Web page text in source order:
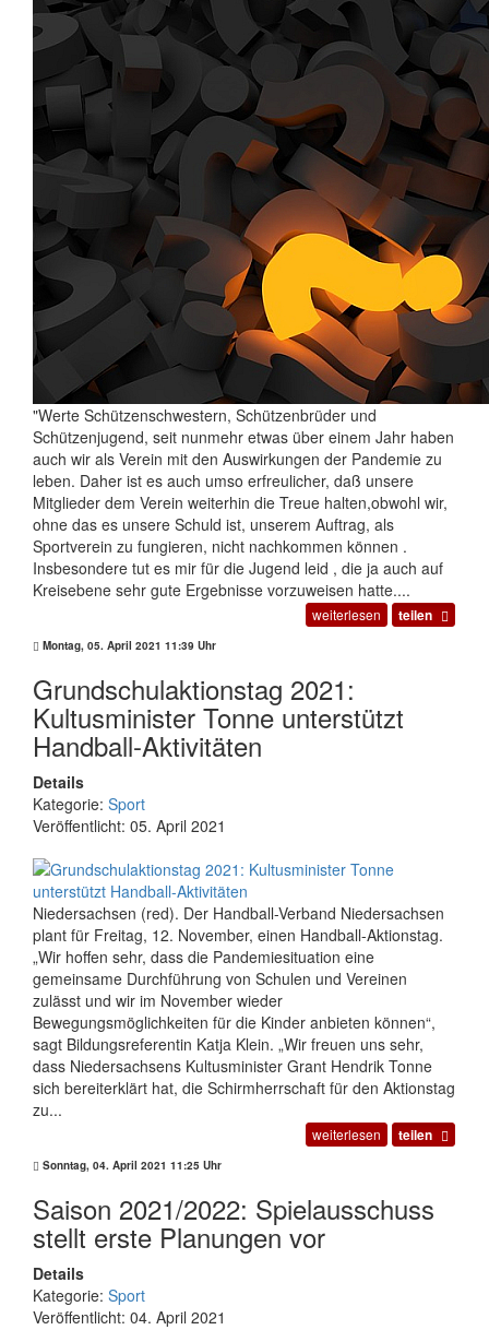
"Werte Schützenschwestern, Schützenbrüder und
Schützenjugend, seit nunmehr etwas über einem Jahr haben
auch wir als Verein mit den Auswirkungen der Pandemie zu
leben. Daher ist es auch umso erfreulicher, daß unsere
Mitglieder dem Verein weiterhin die Treue halten,obwohl wir,
ohne das es unsere Schuld ist, unserem Auftrag, als
Sportverein zu fungieren, nicht nachkommen können .
Insbesondere tut es mir für die Jugend leid , die ja auch auf
Kreisebene sehr gute Ergebnisse vorzuweisen hatte....
weiterlesen teilen
Montag, 05. April 2021 11:39 Uhr
Grundschulaktionstag 2021:
Kultusminister Tonne unterstützt
Handball-Aktivitäten
Details
Kategorie: Sport
Veröffentlicht: 05. April 2021
Niedersachsen (red). Der Handball-Verband Niedersachsen
plant für Freitag, 12. November, einen Handball-Aktionstag.
„Wir hoffen sehr, dass die Pandemiesituation eine
gemeinsame Durchführung von Schulen und Vereinen
zulässt und wir im November wieder
Bewegungsmöglichkeiten für die Kinder anbieten können“,
sagt Bildungsreferentin Katja Klein. „Wir freuen uns sehr,
dass Niedersachsens Kultusminister Grant Hendrik Tonne
sich bereiterklärt hat, die Schirmherrschaft für den Aktionstag
zu...
weiterlesen teilen
Sonntag, 04. April 2021 11:25 Uhr
Saison 2021/2022: Spielausschuss
stellt erste Planungen vor
Details
Kategorie: Sport
Veröffentlicht: 04. April 2021